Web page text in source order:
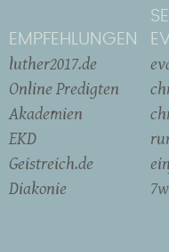
EMPFEHLUNGEN
luther2017.de
Online Predigten
Akademien
EKD
Geistreich.de
Diakonie